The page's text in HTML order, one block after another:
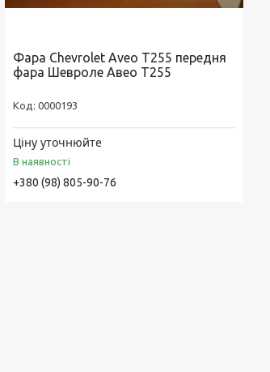
Фара Chevrolet Aveo T255 передня
фара Шевроле Авео Т255
0000193
Ціну уточнюйте
В наявності
+380 (98) 805-90-76